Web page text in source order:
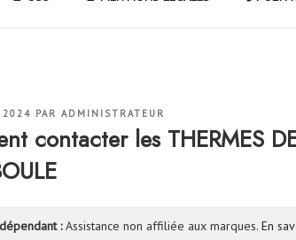
2024 PAR ADMINISTRATEUR
contacter les THERMES
:Assistance non affiliée aux marques. En